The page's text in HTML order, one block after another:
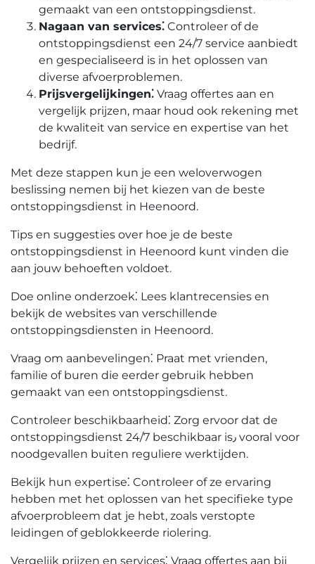
gemaakt van een ontstoppingsdienst.​
Nagaan van services⁚ Controleer of de
ontstoppingsdienst een 24/7 service aanbiedt
en gespecialiseerd is in het oplossen van
diverse afvoerproblemen.
Prijsvergelijkingen⁚ Vraag offertes aan en
vergelijk prijzen, maar houd ook rekening met
de kwaliteit van service en expertise van het
bedrijf.​
Met deze stappen kun je een weloverwogen
beslissing nemen bij het kiezen van de beste
ontstoppingsdienst in Heenoord.
Tips en suggesties over hoe je de beste
ontstoppingsdienst in Heenoord kunt vinden die
aan jouw behoeften voldoet.​
Doe online onderzoek⁚ Lees klantrecensies en
bekijk de websites van verschillende
ontstoppingsdiensten in Heenoord.​
Vraag om aanbevelingen⁚ Praat met vrienden,
familie of buren die eerder gebruik hebben
gemaakt van een ontstoppingsdienst.​
Controleer beschikbaarheid⁚ Zorg ervoor dat de
ontstoppingsdienst 24/7 beschikbaar is٫ vooral voor
noodgevallen buiten reguliere werktijden.
Bekijk hun expertise⁚ Controleer of ze ervaring
hebben met het oplossen van het specifieke type
afvoerprobleem dat je hebt, zoals verstopte
leidingen of geblokkeerde riolering.​
Vergelijk prijzen en services⁚ Vraag offertes aan bij